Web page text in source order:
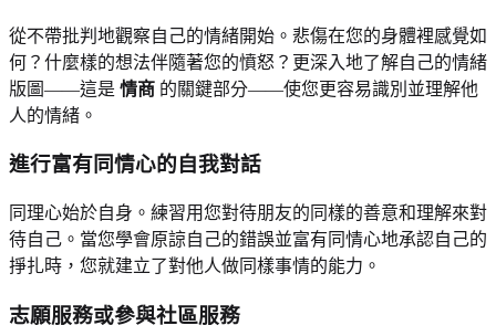
從不帶批判地觀察自己的情緒開始。悲傷在您的身體裡感覺如
何？什麼樣的想法伴隨著您的憤怒？更深入地了解自己的情緒
版圖——這是 情商 的關鍵部分——使您更容易識別並理解他
人的情緒。
進行富有同情心的自我對話
同理心始於自身。練習用您對待朋友的同樣的善意和理解來對
待自己。當您學會原諒自己的錯誤並富有同情心地承認自己的
掙扎時，您就建立了對他人做同樣事情的能力。
志願服務或參與社區服務